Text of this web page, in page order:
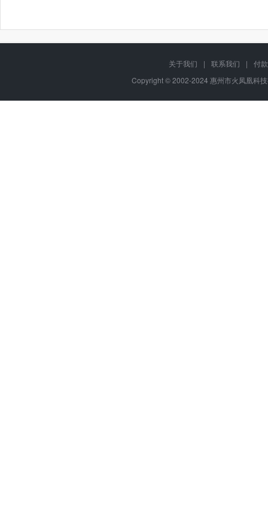
关于我们 | 联系我们 |
付
Copyright © 2002-2024 惠州市火凤凰科